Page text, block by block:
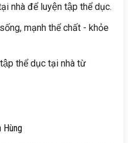
nhà để luyện tập thể dục.
mạnh thể chất - khỏe
thể dục tại nhà từ
Hùng